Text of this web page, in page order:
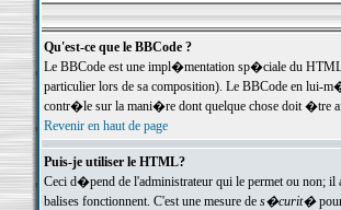
Qu'est-ce que le BBCode ?
Le BBCode est une impl�mentation sp�ciale du
particulier lors de sa composition). Le BBCode en lui-
contr�le sur la mani�re dont quelque chose doit �tre
Revenir en haut de page
Puis-je utiliser le HTML?
Ceci d�pend de l'administrateur qui le permet ou non;
balises fonctionnent. C'est une mesure de s�curit�